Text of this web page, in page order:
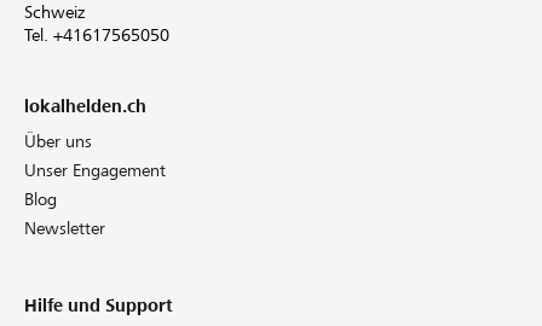
Schweiz
Tel. +41617565050
lokalhelden.ch
Über uns
Unser Engagement
Blog
Newsletter
Hilfe und Support